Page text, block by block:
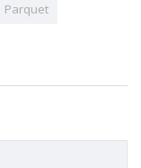
Parquet